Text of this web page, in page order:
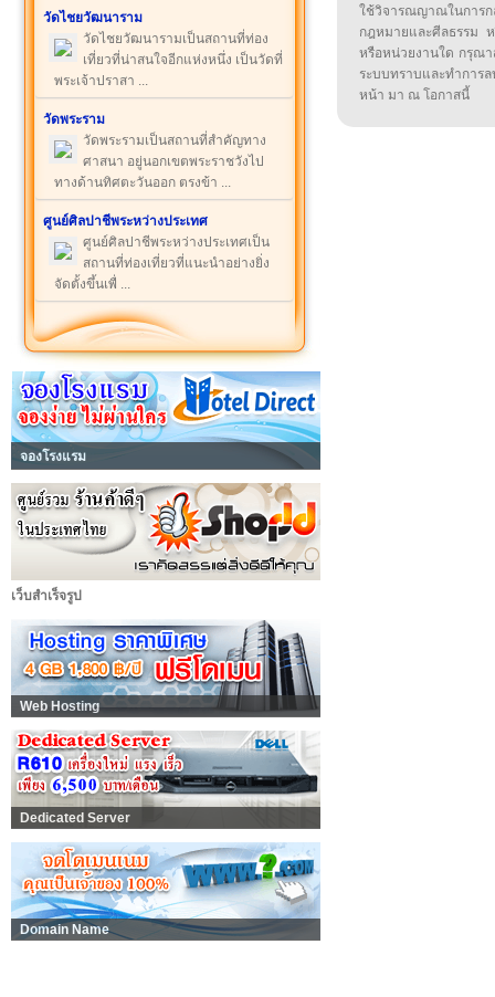
วัดไชยวัฒนาราม
วัดไชยวัฒนารามเป็นสถานที่ท่อง
เที่ยวที่น่าสนใจอีกแห่งหนึ่ง เป็นวัดที่
พระเจ้าปราสา ...
วัดพระราม
วัดพระรามเป็นสถานที่สำคัญทาง
ศาสนา อยู่นอกเขตพระราชวังไป
ทางด้านทิศตะวันออก ตรงข้า ...
ศูนย์ศิลปาชีพระหว่างประเทศ
ศูนย์ศิลปาชีพระหว่างประเทศเป็น
สถานที่ท่องเที่ยวที่แนะนำอย่างยิ่ง
จัดตั้งขึ้นเพื่ ...
จองโรงแรม
เว็บสำเร็จรูป
Web Hosting
Dedicated Server
Domain Name
ใช้วิจารณญาณในกา
กฎหมายและศีลธรรม
หรือหน่วยงานใด กรุณา
ระบบทราบและทำกา
หน้า มา ณ โอกาสนี้